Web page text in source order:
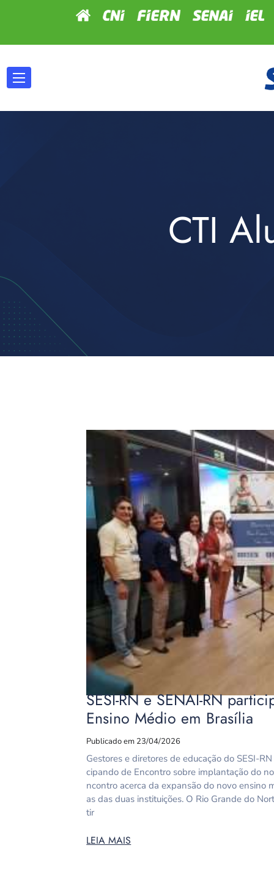
CTI
SESI-RN e SENAI-RN
Ensino Médio em Brasília
Publicado em 23/04/2026
Gestores e diretores de educação do SESI-
cipando de Encontro sobre implantação do
ncontro acerca da expansão do novo ensino
as das duas instituições. O Rio Grande do
tir
LEIA MAIS